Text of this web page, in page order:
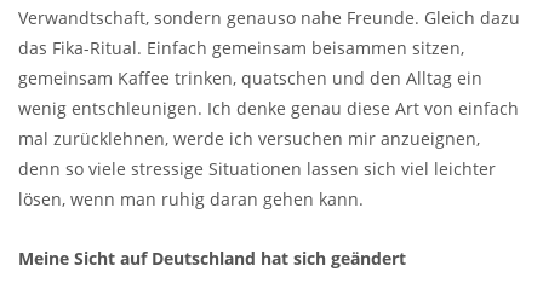
Verwandtschaft, sondern genauso nahe Freunde. Gleich dazu
das Fika-Ritual. Einfach gemeinsam beisammen sitzen,
gemeinsam Kaffee trinken, quatschen und den Alltag ein
wenig entschleunigen. Ich denke genau diese Art von einfach
mal zurücklehnen, werde ich versuchen mir anzueignen,
denn so viele stressige Situationen lassen sich viel leichter
lösen, wenn man ruhig daran gehen kann.
Meine Sicht auf Deutschland hat sich geändert